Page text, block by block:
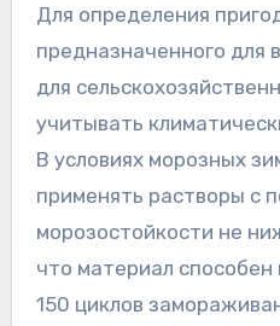
Для определения
предназначенного для
для
учитывать
В условиях морозных
применять растворы с
морозостойкости не
что материал
150 циклов